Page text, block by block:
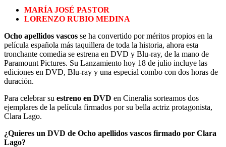
MARÍA JOSÉ PASTOR
LORENZO RUBIO MEDINA
Ocho apellidos vascos se ha convertido por méritos propios en la
película española más taquillera de toda la historia, ahora esta
tronchante comedia se estrena en DVD y Blu-ray, de la mano de
Paramount Pictures. Su Lanzamiento hoy 18 de julio incluye las
ediciones en DVD, Blu-ray y una especial combo con dos horas de
duración.
Para celebrar su estreno en DVD en Cineralia sorteamos dos
ejemplares de la película firmados por su bella actriz protagonista,
Clara Lago.
¿Quieres un DVD de Ocho apellidos vascos firmado por Clara
Lago?